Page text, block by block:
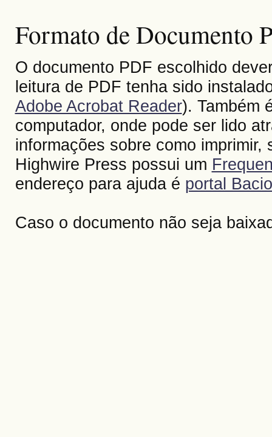
Formato de Documento
O documento PDF escolhido
leitura de PDF tenha sido
Adobe Acrobat Reader). Também
computador, onde pode ser lido
informações sobre como
Highwire Press possui um
endereço para ajuda é portal
Caso o documento não seja